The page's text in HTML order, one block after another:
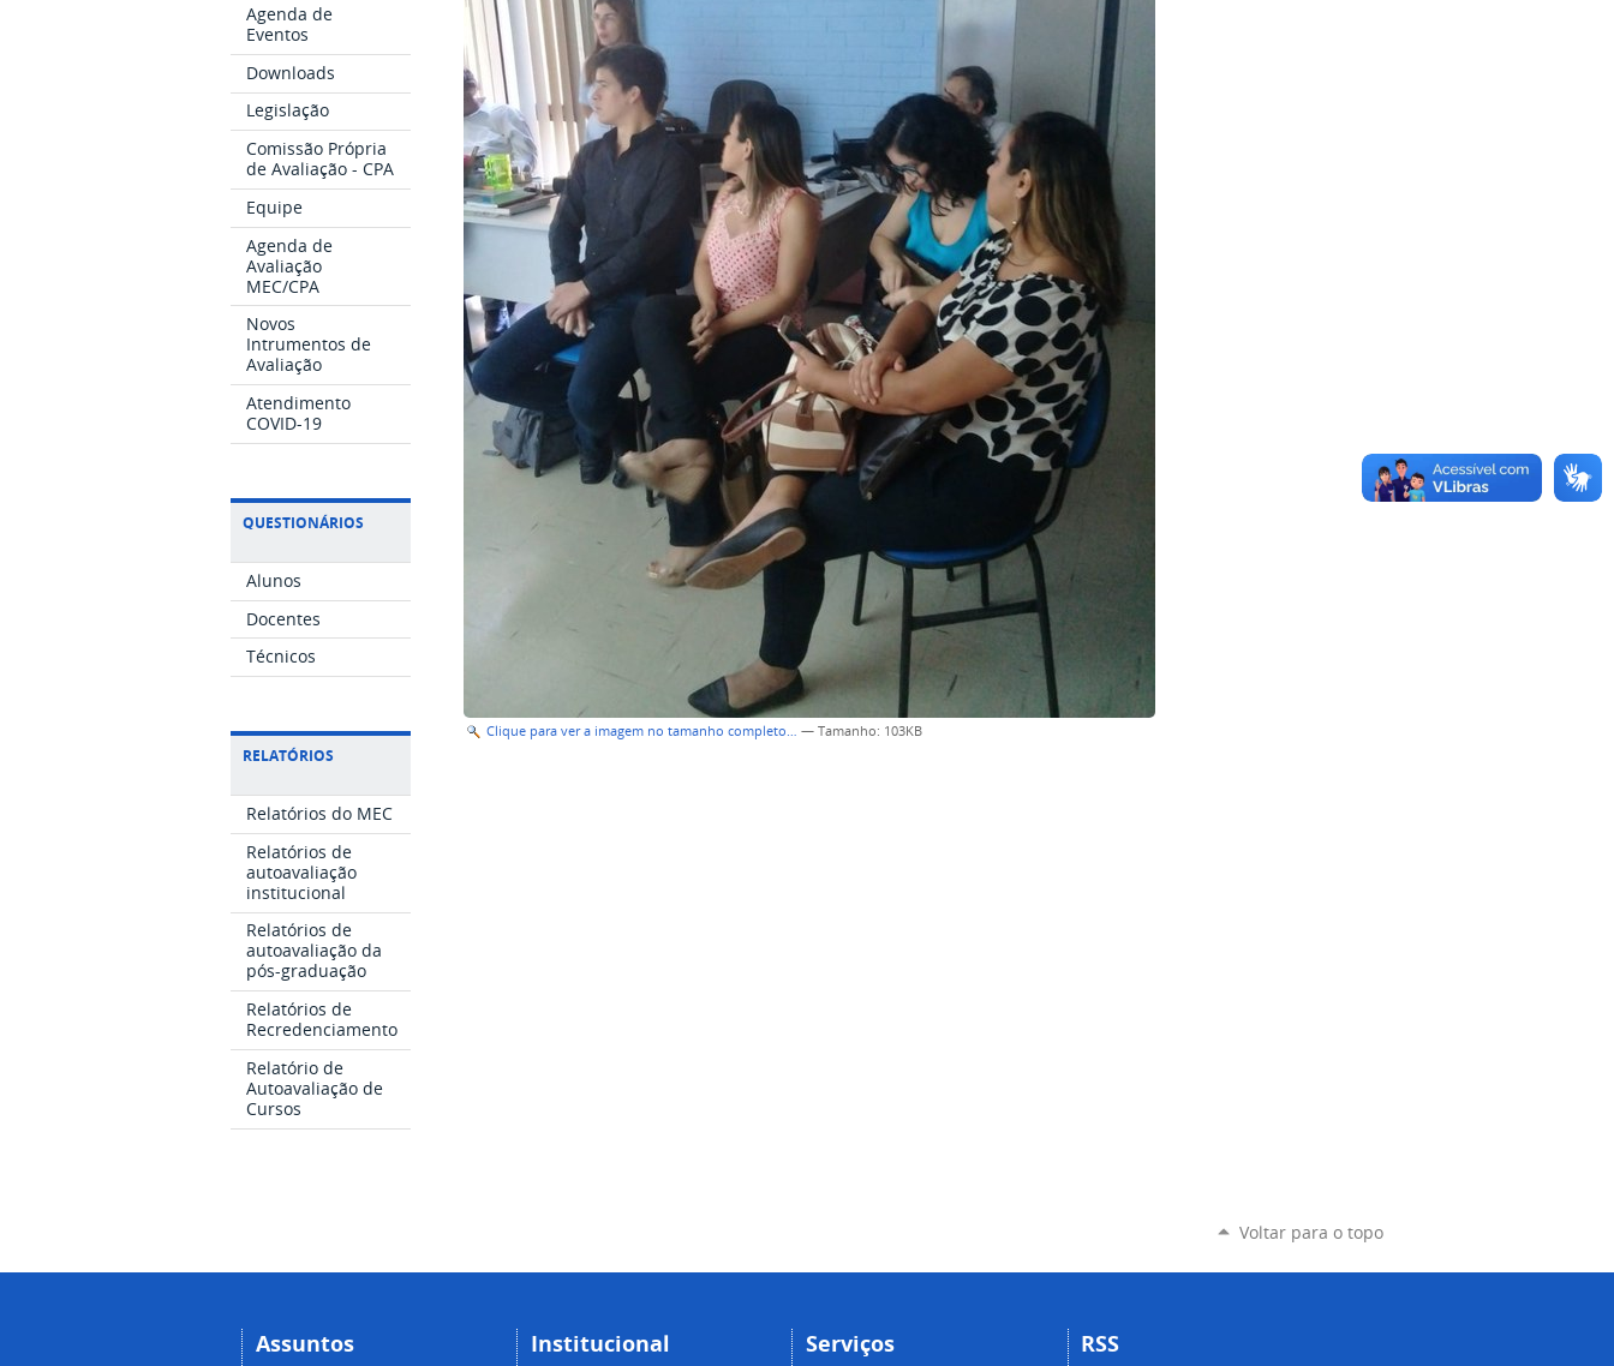
Agenda de
Eventos
Downloads
Legislação
Comissão Própria
de Avaliação - CPA
Equipe
Agenda de
Avaliação
MEC/CPA
Novos
Intrumentos de
Avaliação
Atendimento
COVID-19
QUESTIONÁRIOS
Alunos
Docentes
Técnicos
RELATÓRIOS
Relatórios do MEC
Relatórios de
autoavaliação
institucional
Relatórios de
autoavaliação da
pós-graduação
Relatórios de
Recredenciamento
Relatório de
Autoavaliação de
Cursos
Clique para ver a imagem no tamanho completo… —Tamanho: 103KB
Voltar para o topo
Assuntos Institucional Serviços RSS